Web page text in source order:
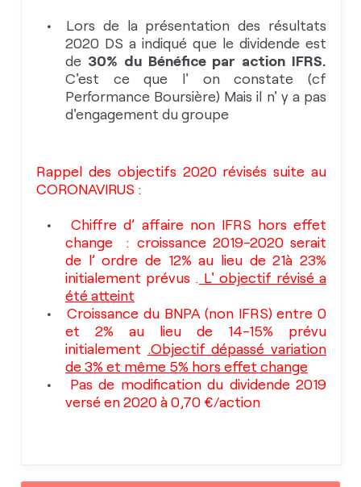
Lors de la présentation des résultats
2020 DS a indiqué que le dividende est
de 30% du Bénéfice par action IFRS.
C'est ce que l' on constate (cf
Performance Boursière) Mais il n' y a pas
d'engagement du groupe
Rappel des objectifs 2020 révisés suite au
CORONAVIRUS :
Chiffre d’ affaire non IFRS hors effet
change : croissance 2019-2020 serait
de l’ ordre de 12% au lieu de 21à 23%
initialement prévus . L' objectif révisé a
été atteint
Croissance du BNPA (non IFRS) entre 0
et 2% au lieu de 14-15% prévu
initialement .Objectif dépassé variation
de 3% et même 5% hors effet change
Pas de modification du dividende 2019
versé en 2020 à 0,70 €/action